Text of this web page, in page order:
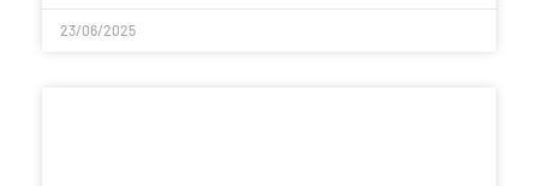
23/06/2025